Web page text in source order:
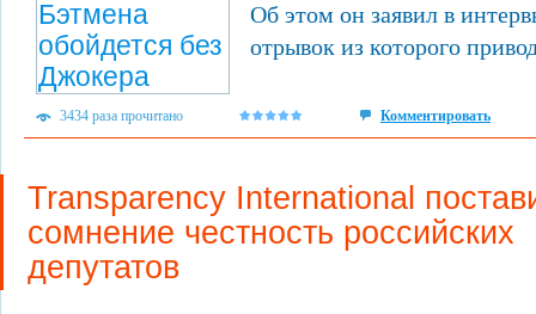
Об этом он заявил в
отрывок из которого
3434 раза прочитано Комментировать
Transparency International
сомнение честность российских
депутатов